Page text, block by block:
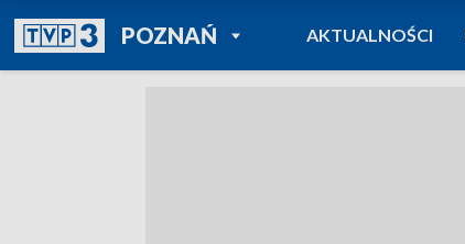
POZNAŃPOWRÓT DO
TVP REGIONY
AKTUALNOŚCI